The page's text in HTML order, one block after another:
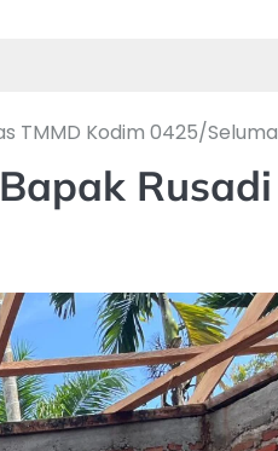
TMMD Kodim 0425/Seluma
Rusadi